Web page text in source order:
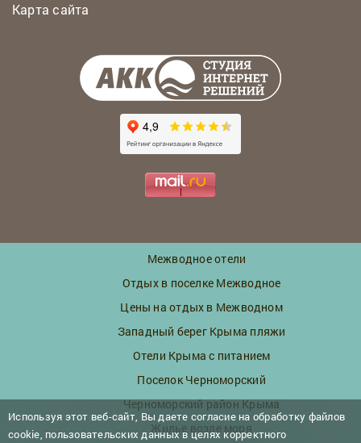
Карта сайта
Межводное отели
Отдых в поселке Межводное
Цены на отдых в Межводном
Западный берег Крыма пляжи
Отели Крыма с питанием
Поселок Черноморский
Черноморский район Крыма
Жилье возле моря
Используя этот веб-сайт, Вы даете согласие на обработку файлов
cookie, пользовательских данных в целях корректного